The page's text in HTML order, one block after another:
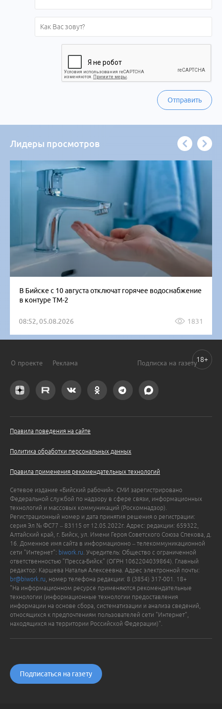
Отправить
Лидеры просмотров
В Бийске с 10 августа отключат горячее водоснабжение
в контуре ТМ-2
08:52, 05.08.2026 1831
О проекте Реклама Подписка на газету
Правила поведения на сайте
Политика обработки персональных данных
Правила применения рекомендательных технологий
Сетевое издание «Бийский рабочий». СМИ зарегистрировано
Федеральной службой по надзору в сфере связи, информационных
технологий и массовых коммуникаций (Роскомнадзор).
Регистрационный номер и дата принятия решения о регистрации:
серия Эл № ФС77 – 83115 от 12.05.2022г. Адрес: редакции: 659322,
Алтайский край, г. Бийск, ул. Имени Героя Советского Союза Спекова, д.
16. Доменное имя сайта в информационно – телекоммуникационной
сети "Интернет": biwork.ru . Учредитель: Общество с ограниченной
ответственностью "Пресса-Бийск" (ОГРН 1062204039864). Главный
редактор: Каршева Наталья Алексеевна. Адрес электронной почты:
br@biwork.ru , номер телефона редакции: 8 (3854) 317-001. 18+
"На информационном ресурсе применяются рекомендательные
технологии (информационные технологии предоставления
информации на основе сбора, систематизации и анализа сведений,
относящихся к предпочтениям пользователей сети "Интернет",
находящихся на территории Российской Федерации)".
Подписаться на газету
18+